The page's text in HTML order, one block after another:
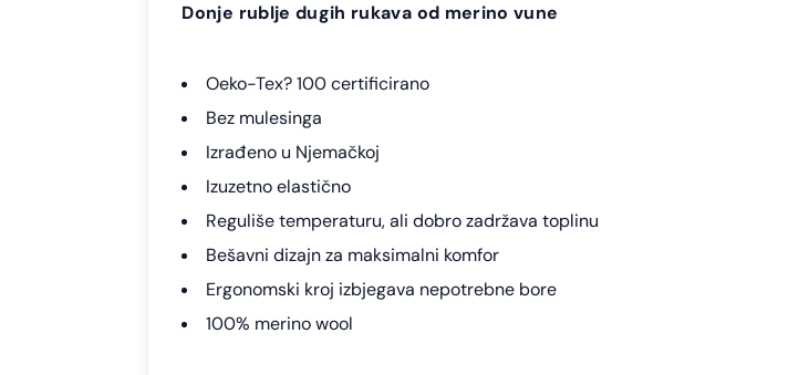
Donje rublje dugih rukava od merino vune
Oeko-Tex? 100 certificirano
Bez mulesinga
Izrađeno u Njemačkoj
Izuzetno elastično
Reguliše temperaturu, ali dobro zadržava toplinu
Bešavni dizajn za maksimalni komfor
Ergonomski kroj izbjegava nepotrebne bore
100% merino wool